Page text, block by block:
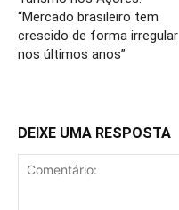
“Mercado brasileiro tem
crescido de forma irregular
nos últimos anos”
DEIXE UMA RESPOSTA